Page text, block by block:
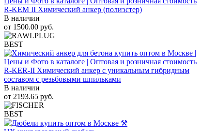
R-KEM II Химический анкер (полиэстер)
В наличии
от 1500.00 руб.
BEST
R-KER-II Химический анкер с уникальным гибридным
составом с резьбовыми шпильками
В наличии
от 2193.65 руб.
BEST